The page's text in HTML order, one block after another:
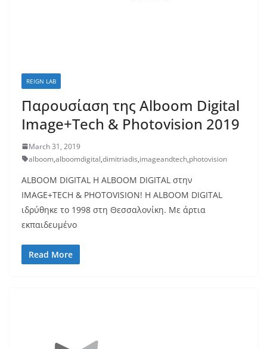
REIGN LAB
Παρουσίαση της Alboom Digital
Image+Tech & Photovision 2019
March 31, 2019
alboom,alboomdigital,dimitriadis,imageandtech,photovision
ALBOOM DIGITAL H ALBOOM DIGITAL στην
IMAGE+TECH & PHOTOVISION! Η ALBOOM DIGITAL
ιδρύθηκε το 1998 στη Θεσσαλονίκη. Με άρτια
εκπαιδευμένο
Read More